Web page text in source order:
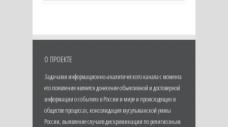
О ПРОЕКТЕ
Задачами информационно-аналитического канала с момента
его появления является донесение объективной и достоверной
информации о событиях в России и мире и происходящих в
обществе процессах, консолидация мусульманской уммы
России, выявление случаев дискриминации по религиозным